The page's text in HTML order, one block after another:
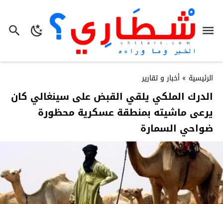
الرئيسية » أخبار و تقارير
الدرك الملكي يلقي القبض على سينغالي كان
يرعى ماشيته بمنطقة عسكرية محظورة
ضواحي السمارة